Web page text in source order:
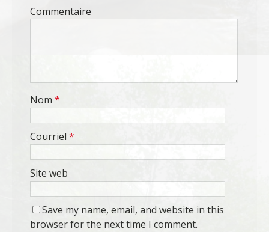
Commentaire
Nom *
Courriel *
Site web
Save my name, email, and website in this
browser for the next time I comment.